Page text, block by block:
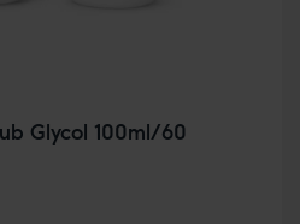
Glycol 100ml/60